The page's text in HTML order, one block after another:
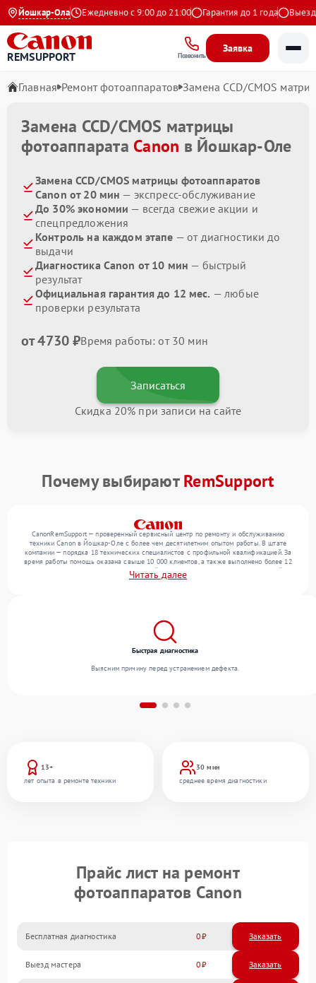
Йошкар-Ола
4.9 на Яндекс Ежедневно с 9:00 до 21:00 Гарантия до 1 года Выезд
REMSUPPORT Позвонить
Заявка
Главная Ремонт фотоаппаратов Замена CCD/CMOS
Замена CCD/CMOS матрицы
фотоаппарата Canon в Йошкар-Оле
Замена CCD/CMOS матрицы фотоаппаратов
Canon от 20 мин — экспресс-обслуживание
До 30% экономии — всегда свежие акции и
спецпредложения
Контроль на каждом этапе — от диагностики до
выдачи
Диагностика Canon от 10 мин — быстрый
результат
Официальная гарантия до 12 мес. — любые
проверки результата
от 4730 ₽Время работы: от 30 мин
Записаться
Скидка 20% при записи на сайте
Почему выбираютRemSupport
CanonRemSupport — проверенный сервисный центр по ремонту и обслуживанию
техники Canon в Йошкар-Оле с более чем десятилетним опытом работы. В штате
компании — порядка 18 технических специалистов с профильной квалификацией. За
время работы помощь оказана свыше 10 000 клиентов, а также выполнено более 12
000 ремонтов. Ежемесячно в сервисный центр поступает более 300 обращений,
включая , , . Мы работаем с широким спектром неисправностей и гарантируем
Читать далее
13+
лет опыта в ремонте техники
30 мин
среднее время диагностики
Быстрая диагностика
Выясним причину перед устранением дефекта.
Прайс лист на ремонт
фотоаппаратов Canon
Бесплатная диагностика 0 Заказать
Выезд мастера 0 Заказать